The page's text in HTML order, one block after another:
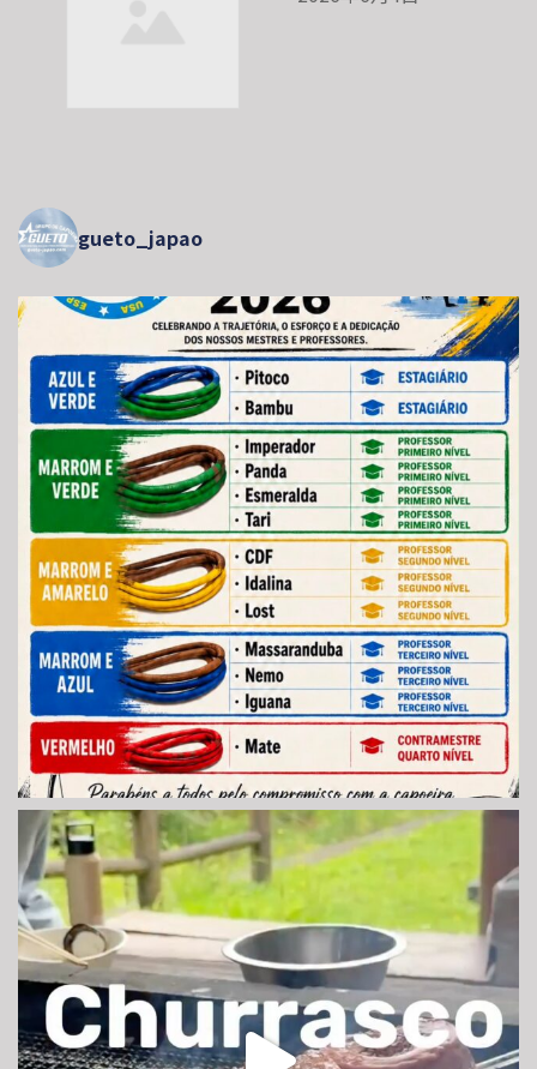
gueto_japao